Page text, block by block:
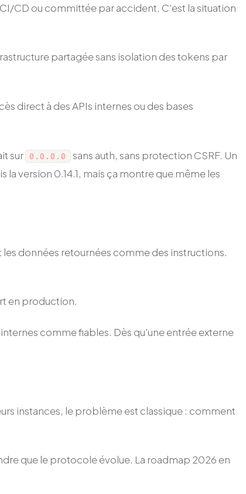
CD ou committée par accident. C'est la situation
partagée sans isolation des tokens par
direct à des APIs internes ou des bases
sur 0.0.0.0
sans auth, sans protection CSRF. Un
version 0.14.1, mais ça montre que même les
données retournées comme des instructions.
en production.
comme fiables. Dès qu'une entrée externe
instances, le problème est classique : comment
que le protocole évolue. La roadmap 2026 en